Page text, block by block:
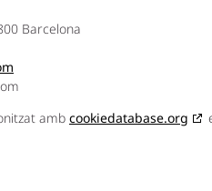
Barcelona
amb cookiedatabase.org